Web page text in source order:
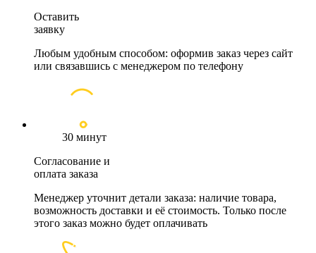
Оставить
заявку
Любым удобным способом: оформив заказ через сайт
или связавшись с менеджером по телефону
30 минут
Согласование и
оплата заказа
Менеджер уточнит детали заказа: наличие товара,
возможность доставки и её стоимость. Только после
этого заказ можно будет оплачивать